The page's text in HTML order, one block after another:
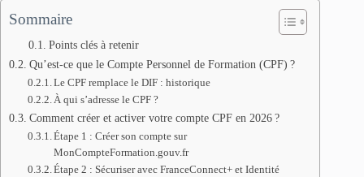
Sommaire
Points clés à retenir
Qu’est-ce que le Compte Personnel de Formation (CPF) ?
Le CPF remplace le DIF : historique
À qui s’adresse le CPF ?
Comment créer et activer votre compte CPF en 2026 ?
Étape 1 : Créer son compte sur
MonCompteFormation.gouv.fr
Étape 2 : Sécuriser avec FranceConnect+ et Identité